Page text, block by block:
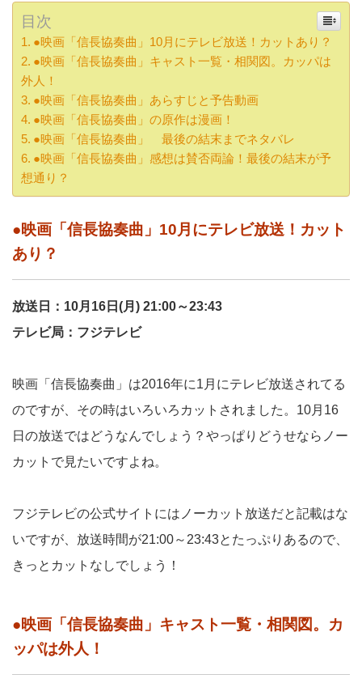
目次
●映画「信長協奏曲」10月にテレビ放送！カットあり？
●映画「信長協奏曲」キャスト一覧・相関図。カッパは
外人！
●映画「信長協奏曲」あらすじと予告動画
●映画「信長協奏曲」の原作は漫画！
●映画「信長協奏曲」 最後の結末までネタバレ
●映画「信長協奏曲」感想は賛否両論！最後の結末が予
想通り？
●映画「信長協奏曲」10月にテレビ放送！カット
あり？
放送日：10月16日(月) 21:00～23:43
テレビ局：フジテレビ
映画「信長協奏曲」は2016年に1月にテレビ放送されてる
のですが、その時はいろいろカットされました。10月16
日の放送ではどうなんでしょう？やっぱりどうせならノー
カットで見たいですよね。
フジテレビの公式サイトにはノーカット放送だと記載はな
いですが、放送時間が21:00～23:43とたっぷりあるので、
きっとカットなしでしょう！
●映画「信長協奏曲」キャスト一覧・相関図。カ
ッパは外人！